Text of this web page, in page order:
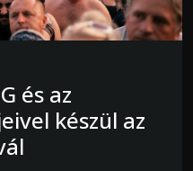
és az
készül az